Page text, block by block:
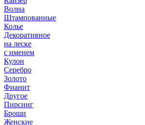
Волна
Штампованные
Колье
Декоративное
на леске
с именем
Кулон
Серебро
Золото
Фианит
Другое
Пирсинг
Броши
Женские